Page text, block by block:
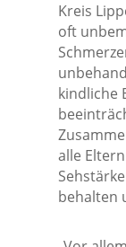
Kreis
oft
kindliche
alle
behalten